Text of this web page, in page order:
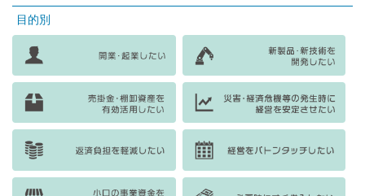
目的別